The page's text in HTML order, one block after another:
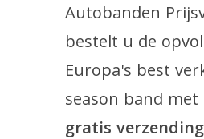
Autobanden
bestelt u de
Europa's best
season band met
gratis